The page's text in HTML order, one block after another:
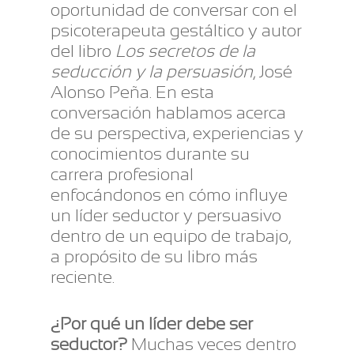
oportunidad de conversar con el
psicoterapeuta gestáltico y autor
del libro Los secretos de la
seducción y la persuasión, José
Alonso Peña. En esta
conversación hablamos acerca
de su perspectiva, experiencias y
conocimientos durante su
carrera profesional
enfocándonos en cómo influye
un líder seductor y persuasivo
dentro de un equipo de trabajo,
a propósito de su libro más
reciente.
¿Por qué un líder debe ser
seductor? Muchas veces dentro